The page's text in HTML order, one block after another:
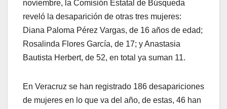
noviembre, la Comisión Estatal de Búsqueda
reveló la desaparición de otras tres mujeres:
Diana Paloma Pérez Vargas, de 16 años de edad;
Rosalinda Flores García, de 17; y Anastasia
Bautista Herbert, de 52, en total ya suman 11.
En Veracruz se han registrado 186 desapariciones
de mujeres en lo que va del año, de estas, 46 han